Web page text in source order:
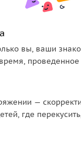
одна из
можно
немецкое пиво.
музеях
понравится
ранним
вы, ваши
проведенное
—
где